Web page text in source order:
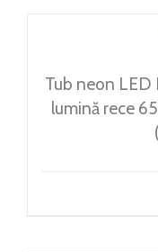
Tub neon LED
lumină rece